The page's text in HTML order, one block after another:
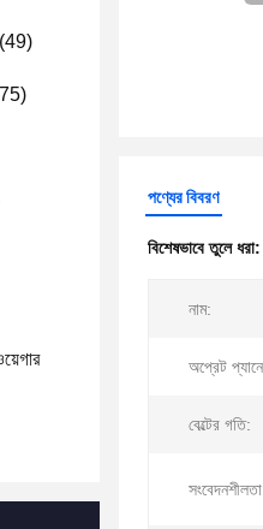
পণ্যের বিবরণ
বিশেষভাবে তুলে ধরা:
নাম:
অপ্রেট
বেল্টের গতি: